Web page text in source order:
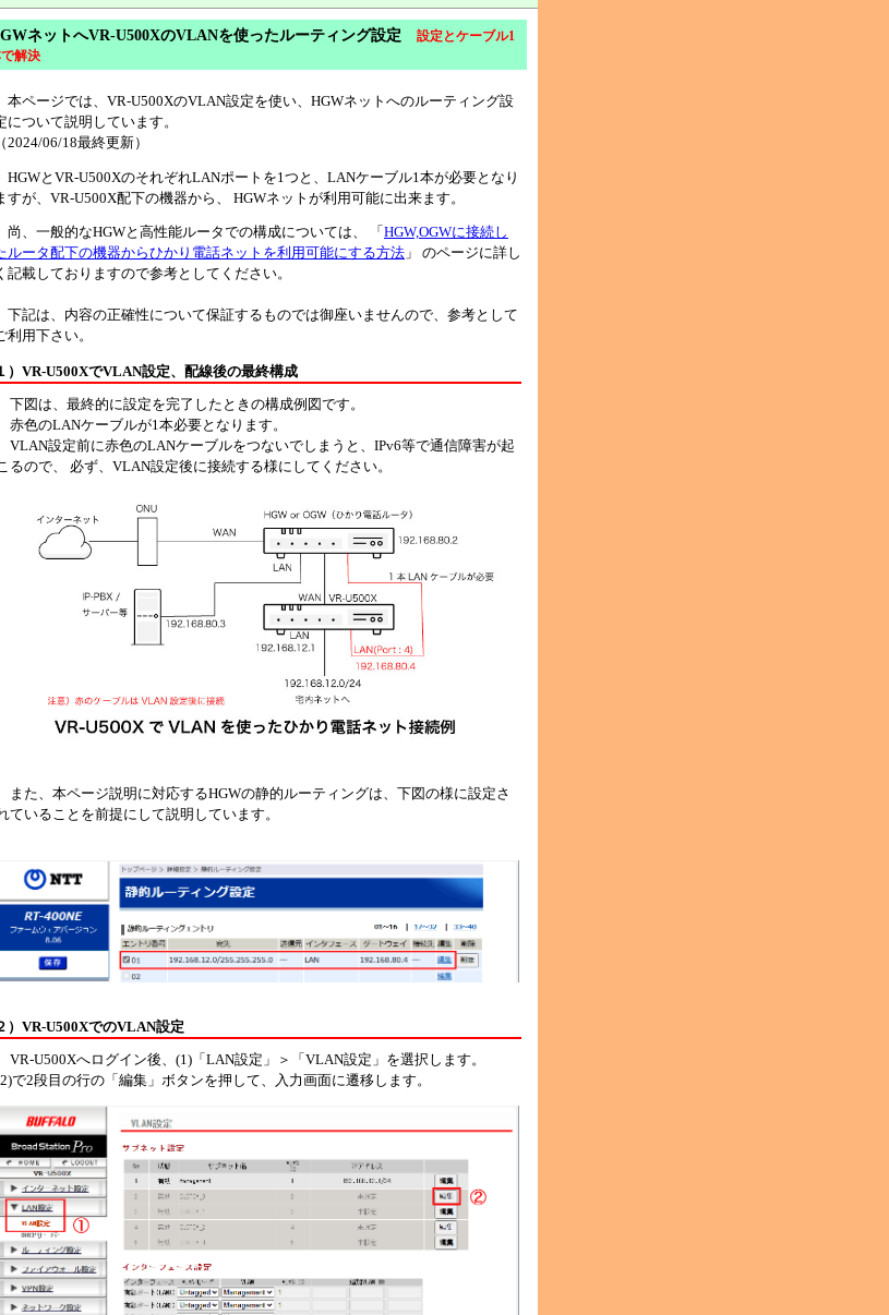
ネットへVR-U500XのVLANを使ったルーティング設定
設定とケーブル1
解決
本ページでは、VR-U500XのVLAN設定を使い、HGWネットへのルーティング設
について説明しています。
（2024/06/18最終更新）
HGWとVR-U500XのそれぞれLANポートを1つと、LANケーブル1本が必要となり
すが、VR-U500X配下の機器から、 HGWネットが利用可能に出来ます。
尚、一般的なHGWと高性能ルータでの構成については、 「 HGW,OGWに接続し
ルータ配下の機器からひかり電話ネットを利用可能にする方法 」 のページに詳し
記載しておりますので参考としてください。
下記は、内容の正確性について保証するものでは御座いませんので、参考として
利用下さい。
）VR-U500XでVLAN設定、配線後の最終構成
下図は、最終的に設定を完了したときの構成例図です。
赤色のLANケーブルが1本必要となります。
VLAN設定前に赤色のLANケーブルをつないでしまうと、IPv6等で通信障害が起
るので、 必ず、VLAN設定後に接続する様にしてください。
また、本ページ説明に対応するHGWの静的ルーティングは、下図の様に設定さ
ていることを前提にして説明しています。
）VR-U500XでのVLAN設定
VR-U500Xへログイン後、(1)「LAN設定」＞「VLAN設定」を選択します。
で2段目の行の「編集」ボタンを押して、入力画面に遷移します。